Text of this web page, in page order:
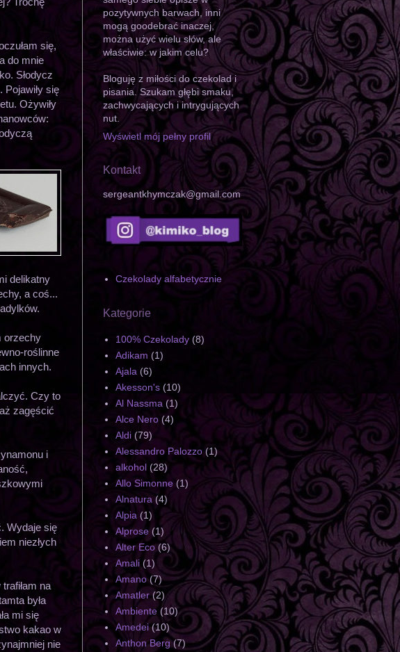
się,
do mnie
Słodycz
się
Ożywiły
delikatny
a coś...
orzechy
roślinne
innych.
Czy to
zagęścić
i
Wydaje się
niezłych
na
była
mi się
kakao w
nie
pozytywnych barwach, inni
mogą goodebrać inaczej,
można użyć wielu słów, ale
właściwie: w jakim celu?
Bloguję z miłości do czekolad i
pisania. Szukam głębi smaku,
zachwycających i intrygujących
nut.
Wyświetl mój pełny profil
Kontakt
sergeantkhymczak@gmail.com
Czekolady alfabetycznie
Kategorie
100% Czekolady (8)
Adikam (1)
Ajala (6)
Akesson's (10)
Al Nassma (1)
Alce Nero (4)
Aldi (79)
Alessandro Palozzo (1)
alkohol (28)
Allo Simonne (1)
Alnatura (4)
Alpia (1)
Alprose (1)
Alter Eco (6)
Amali (1)
Amano (7)
Amatler (2)
Ambiente (10)
Amedei (10)
Anthon Berg (7)